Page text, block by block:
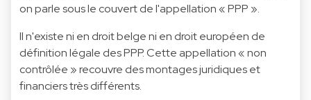
on parle sous le couvert de l'appellation « PPP ».
Il n'existe ni en droit belge ni en droit européen de
définition légale des PPP. Cette appellation « non
contrôlée » recouvre des montages juridiques et
financiers très différents.